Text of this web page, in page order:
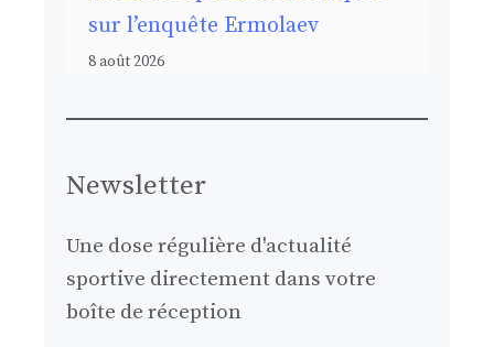
sur l’enquête Ermolaev
8 août 2026
Newsletter
Une dose régulière d'actualité
sportive directement dans votre
boîte de réception